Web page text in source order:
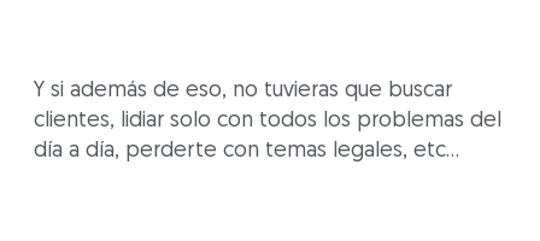
Y si además de eso, no tuvieras que buscar
clientes, lidiar solo con todos los problemas del
día a día, perderte con temas legales, etc…